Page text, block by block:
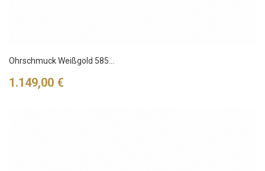
Ohrschmuck Weißgold 585...
Preis
1.149,00 €